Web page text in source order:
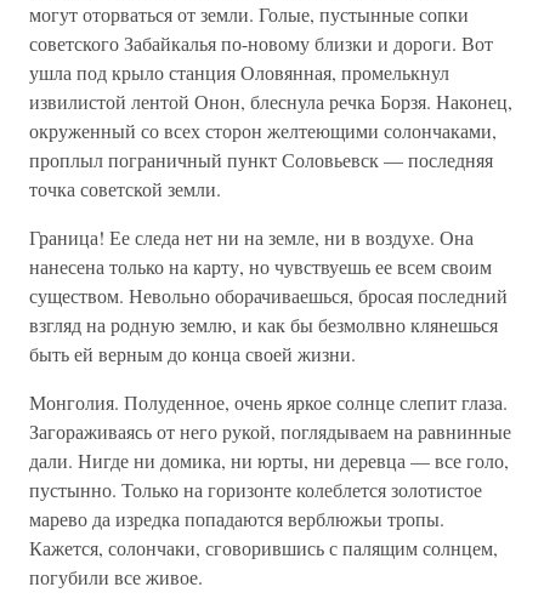
могут оторваться от земли. Голые, пустынные сопки
советского Забайкалья по-новому близки и дороги. Вот
ушла под крыло станция Оловянная, промелькнул
извилистой лентой Онон, блеснула речка Борзя. Наконец,
окруженный со всех сторон желтеющими солончаками,
проплыл пограничный пункт Соловьевск — последняя
точка советской земли.
Граница! Ее следа нет ни на земле, ни в воздухе. Она
нанесена только на карту, но чувствуешь ее всем своим
существом. Невольно оборачиваешься, бросая последний
взгляд на родную землю, и как бы безмолвно клянешься
быть ей верным до конца своей жизни.
Монголия. Полуденное, очень яркое солнце слепит глаза.
Загораживаясь от него рукой, поглядываем на равнинные
дали. Нигде ни домика, ни юрты, ни деревца — все голо,
пустынно. Только на горизонте колеблется золотистое
марево да изредка попадаются верблюжьи тропы.
Кажется, солончаки, сговорившись с палящим солнцем,
погубили все живое.